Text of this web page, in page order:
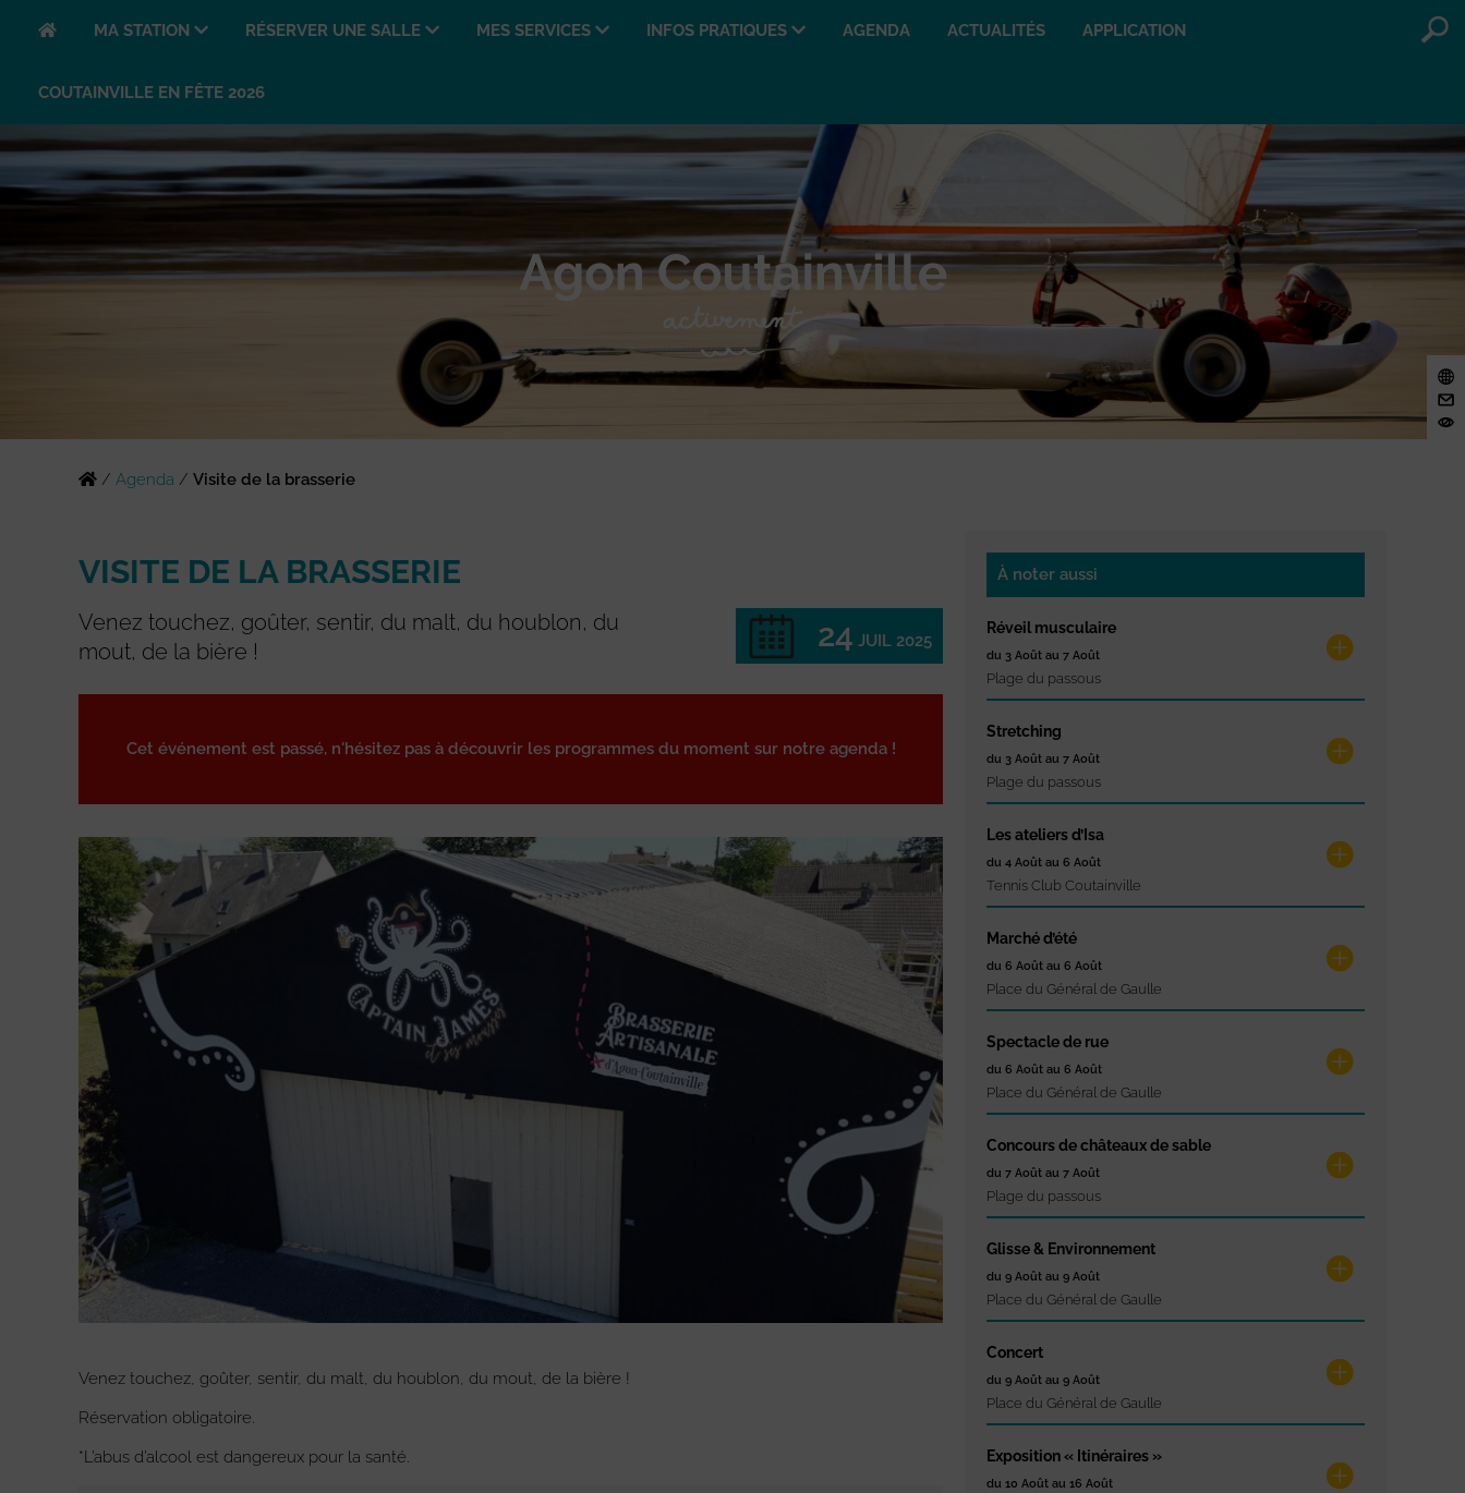
MA STATION RÉSERVER UNE SALLE MES SERVICES INFOS PRATIQUES AGENDA ACTUALITÉS APPLICATION
COUTAINVILLE EN FÊTE 2026
/ Agenda / Visite de la brasserie
VISITE DE LA BRASSERIE
Venez touchez, goûter, sentir, du malt, du houblon, du
mout, de la bière !
24 JUIL 2025
Cet événement est passé, n'hésitez pas à découvrir les programmes du moment sur notre agenda !
Venez touchez, goûter, sentir, du malt, du houblon, du mout, de la bière !
Réservation obligatoire.
*L’abus d’alcool est dangereux pour la santé.
À noter aussi
Réveil musculaire
du 3 Août au 7 Août
Plage du passous
Stretching
du 3 Août au 7 Août
Plage du passous
Les ateliers d’Isa
du 4 Août au 6 Août
Tennis Club Coutainville
Marché d’été
du 6 Août au 6 Août
Place du Général de Gaulle
Spectacle de rue
du 6 Août au 6 Août
Place du Général de Gaulle
Concours de châteaux de sable
du 7 Août au 7 Août
Plage du passous
Glisse & Environnement
du 9 Août au 9 Août
Place du Général de Gaulle
Concert
du 9 Août au 9 Août
Place du Général de Gaulle
Exposition « Itinéraires »
du 10 Août au 16 Août